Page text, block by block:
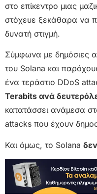
στο επίκεντρο μιας
στόχευε ξεκάθαρα να
δυνατή στιγμή.
Σύμφωνα με δημόσιες
του Solana και
ένα τεράστιο DDoS
Terabits ανά
κατατάσσει ανάμεσα
attacks που έχουν
Και όμως, το Solana